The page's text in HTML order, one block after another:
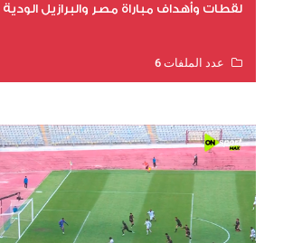
لقطات وأهداف مباراة مصر والبرازيل الودية
عدد الملفات 6